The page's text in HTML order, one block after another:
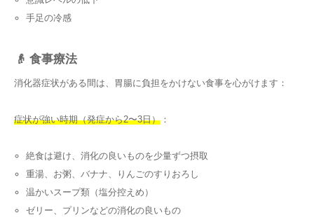
手足の冷感
👴 食事療法
消化器症状がある間は、胃腸に負担をかけない食事を心がけます：
症状が強い時期（発症から2〜3日） ：
絶食は避け、消化の良いものを少量ずつ摂取
重湯、お粥、バナナ、りんごのすりおろし
温かいスープ類（塩分控えめ）
ゼリー、プリンなどの消化の良いもの